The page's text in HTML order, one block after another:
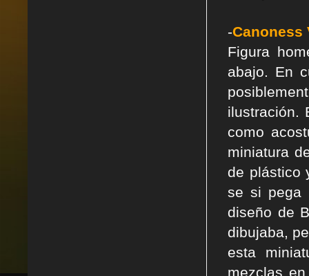
-Canoness
Figura
abajo. En
ilustración.
como
miniatura
de plástico
se si pega
diseño de
dibujaba,
esta
mezclas